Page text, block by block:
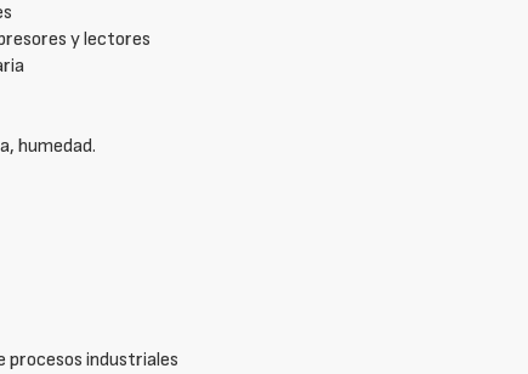
y lectores
humedad.
procesos industriales